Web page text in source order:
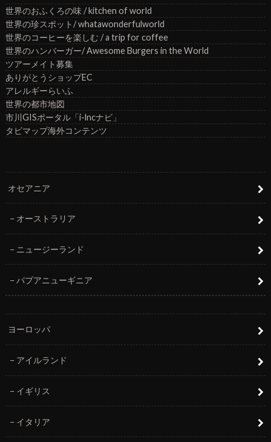
世界のおふくろの味 / kitchen of world
世界の珍スポット/ whatawonderfulworld
世界のコーヒーを楽しむ / a trip for coffee
世界のハンバーガー/ Awesome Burgers in the World
ツアーメイト募集
ありがとうショップEC
アレルギーらいふ
世界の都市地図
市川GISポータル「i-lncナビ」
タビマップ海外コンテンツ
オセアニア
オーストラリア
ニュージーランド
パプアニューギニア
ヨーロッパ
アイルランド
イギリス
イタリア